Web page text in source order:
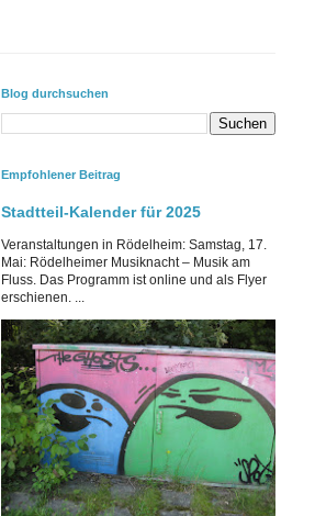
Blog durchsuchen
Empfohlener Beitrag
Stadtteil-Kalender für 2025
Veranstaltungen in Rödelheim: Samstag, 17.
Mai: Rödelheimer Musiknacht – Musik am
Fluss. Das Programm ist online und als Flyer
erschienen. ...